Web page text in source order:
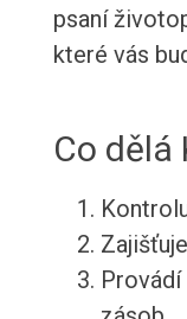
psaní
které vás
Co dělá